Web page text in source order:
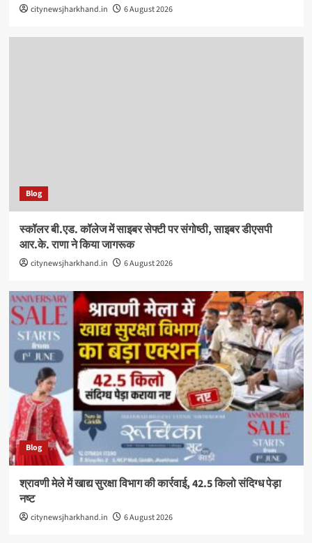
citynewsjharkhand.in 6 August 2026
Blog
स्कॉलर बी.एड. कॉलेज में साइबर सेफ्टी पर संगोष्ठी, साइबर डीएसपी
आर.के. राणा ने किया जागरूक
citynewsjharkhand.in 6 August 2026
Blog
श्रावणी मेले में खाद्य सुरक्षा विभाग की कार्रवाई, 42.5 किलो संदिग्ध पेड़ा
नष्ट
citynewsjharkhand.in 6 August 2026